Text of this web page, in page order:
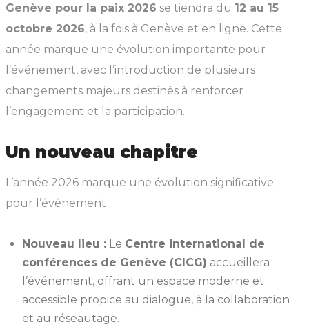
Genève pour la paix 2026 se tiendra du 12 au 15
octobre 2026, à la fois à Genève et en ligne. Cette
année marque une évolution importante pour
l’événement, avec l’introduction de plusieurs
changements majeurs destinés à renforcer
l’engagement et la participation.
Un nouveau chapitre
L’année 2026 marque une évolution significative
pour l’événement :
Nouveau lieu : Le Centre international de
conférences de Genève (CICG) accueillera
l’événement, offrant un espace moderne et
accessible propice au dialogue, à la collaboration
et au réseautage.